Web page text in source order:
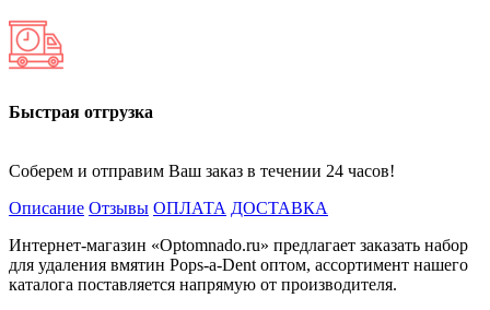
Быстрая отгрузка
Соберем и отправим Ваш заказ в течении 24 часов!
Описание Отзывы ОПЛАТА ДОСТАВКА
Интернет-магазин «Optomnado.ru» предлагает заказать набор
для удаления вмятин Pops-a-Dent оптом, ассортимент нашего
каталога поставляется напрямую от производителя.